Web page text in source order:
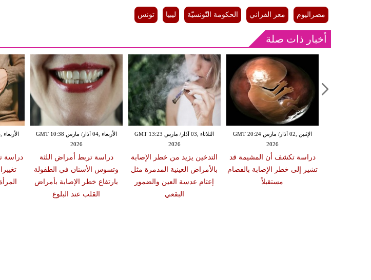
مصراليوم معز الفزاني الحكومة التّونسيّة ليبيا تونس
أخبار ذات صلة
دراسة
الأربعاء ,04 آذار/ مارس GMT 10:38
2026
دراسة تربط أمراض اللثة
وتسوس الأسنان في الطفولة
بارتفاع خطر الإصابة بأمراض
القلب عند البلوغ
الثلاثاء ,03 آذار/ مارس GMT 13:23
2026
التدخين يزيد من خطر الإصابة
بالأمراض العينية المدمرة مثل
إعتام عدسة العين والضمور
البقعي
الإثنين ,02 آذار/ مارس GMT 20:24
2026
دراسة تكشف أن المشيمة قد
تشير إلى خطر الإصابة بالفصام
مستقبلاً